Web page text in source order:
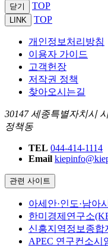
닫기 TOP
LINK TOP
개인정보처리방침
이용자 가이드
고객헌장
저작권 정책
찾아오시는길
30147 세종특별자치시
정책동
TEL 044-414-1114
Email
관련 사이트
아세안·인도·남아
한미경제연구소
신흥지역정보종합
APEC 연구컨소시